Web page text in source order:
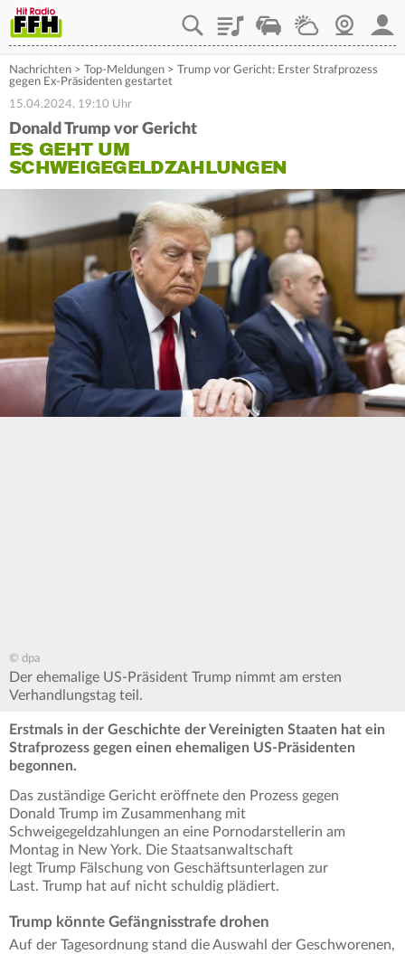
PlaylistStaupilotWetterWebcam
Nachrichten > Top-Meldungen > Trump vor Gericht: Erster Strafprozess
gegen Ex-Präsidenten gestartet
15.04.2024, 19:10 Uhr
Donald Trump vor Gericht
ES GEHT UM
SCHWEIGEGELDZAHLUNGEN
© dpa
Der ehemalige US-Präsident Trump nimmt am ersten
Verhandlungstag teil.
Erstmals in der Geschichte der Vereinigten Staaten hat ein
Strafprozess gegen einen ehemaligen US-Präsidenten
begonnen.
Das zuständige Gericht eröffnete den Prozess gegen
Donald Trump im Zusammenhang mit
Schweigegeldzahlungen an eine Pornodarstellerin am
Montag in New York. Die Staatsanwaltschaft
legt Trump Fälschung von Geschäftsunterlagen zur
Last. Trump hat auf nicht schuldig plädiert.
Trump könnte Gefängnisstrafe drohen
Auf der Tagesordnung stand die Auswahl der Geschworenen,